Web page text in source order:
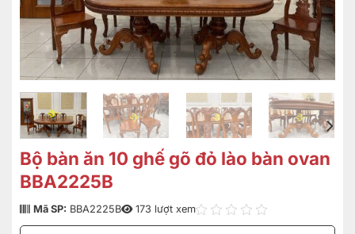
Bộ bàn ăn 10 ghế gõ đỏ lào bàn ovan
BBA2225B
Mã SP: BBA2225B 173 lượt xem